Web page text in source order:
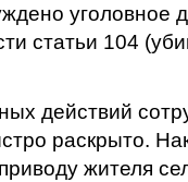
уголовное
статьи 104
действий
раскрыто.
жителя